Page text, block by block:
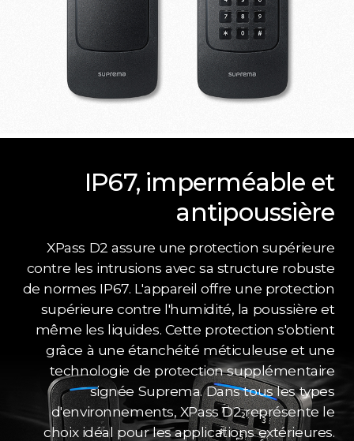
IP67, imperméable et
antipoussière
XPass D2 assure une protection supérieure
contre les intrusions avec sa structure robuste
de normes IP67. L'appareil offre une protection
supérieure contre l'humidité, la poussière et
même les liquides. Cette protection s'obtient
grâce à une étanchéité méticuleuse et une
technologie de protection supplémentaire
signée Suprema. Dans tous les types
d'environnements, XPass D2 représente le
choix idéal pour les applications extérieures.